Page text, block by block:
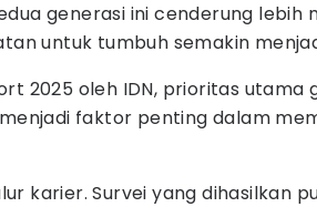
generasi ini cenderung
untuk tumbuh semakin
2025 oleh IDN, prioritas
faktor penting dalam
karier. Survei yang dihasilkan